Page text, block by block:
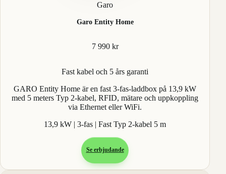
Garo
Garo Entity Home
7 990 kr
Fast kabel och 5 års garanti
GARO Entity Home är en fast 3-fas-laddbox på 13,9 kW
med 5 meters Typ 2-kabel, RFID, mätare och uppkoppling
via Ethernet eller WiFi.
13,9 kW | 3-fas | Fast Typ 2-kabel 5 m
Se erbjudande